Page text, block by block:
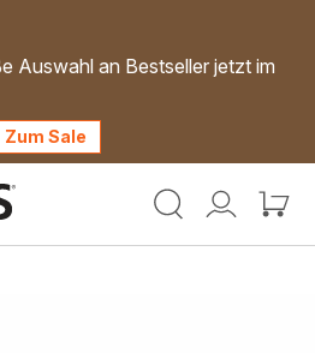
Auswahl an Bestseller jetzt im
Zum Sale
Mein
Mein